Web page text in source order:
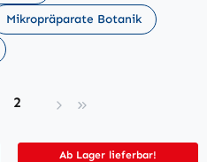
Mikropräparate Botanik
Seite
2
Ab Lager lieferbar!